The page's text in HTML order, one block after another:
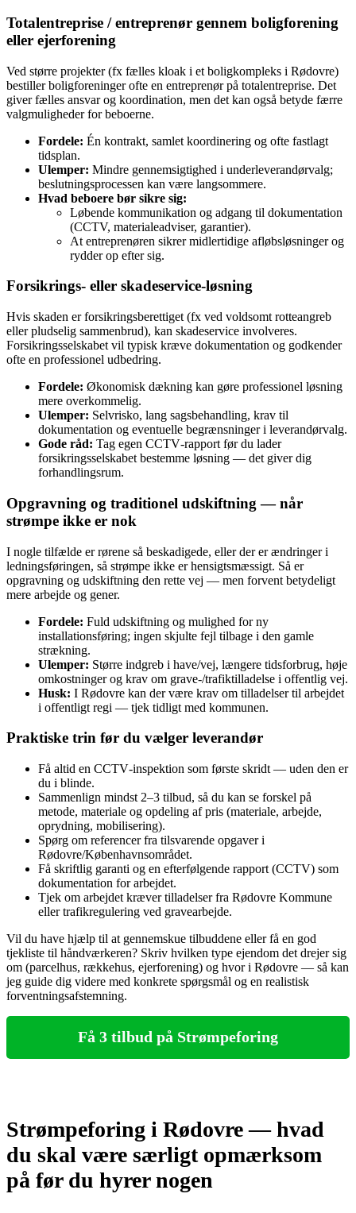
Totalentreprise / entreprenør gennem boligforening
eller ejerforening
Ved større projekter (fx fælles kloak i et boligkompleks i Rødovre)
bestiller boligforeninger ofte en entreprenør på totalentreprise. Det
giver fælles ansvar og koordination, men det kan også betyde færre
valgmuligheder for beboerne.
Fordele: Én kontrakt, samlet koordinering og ofte fastlagt
tidsplan.
Ulemper: Mindre gennemsigtighed i underleverandørvalg;
beslutningsprocessen kan være langsommere.
Hvad beboere bør sikre sig:
Løbende kommunikation og adgang til dokumentation
(CCTV, materialeadviser, garantier).
At entreprenøren sikrer midlertidige afløbsløsninger og
rydder op efter sig.
Forsikrings- eller skadeservice‑løsning
Hvis skaden er forsikringsberettiget (fx ved voldsomt rotteangreb
eller pludselig sammenbrud), kan skadeservice involveres.
Forsikringsselskabet vil typisk kræve dokumentation og godkender
ofte en professionel udbedring.
Fordele: Økonomisk dækning kan gøre professionel løsning
mere overkommelig.
Ulemper: Selvrisko, lang sagsbehandling, krav til
dokumentation og eventuelle begrænsninger i leverandørvalg.
Gode råd: Tag egen CCTV‑rapport før du lader
forsikringsselskabet bestemme løsning — det giver dig
forhandlingsrum.
Opgravning og traditionel udskiftning — når
strømpe ikke er nok
I nogle tilfælde er rørene så beskadigede, eller der er ændringer i
ledningsføringen, så strømpe ikke er hensigtsmæssigt. Så er
opgravning og udskiftning den rette vej — men forvent betydeligt
mere arbejde og gener.
Fordele: Fuld udskiftning og mulighed for ny
installationsføring; ingen skjulte fejl tilbage i den gamle
strækning.
Ulemper: Større indgreb i have/vej, længere tidsforbrug, høje
omkostninger og krav om grave‑/trafiktilladelse i offentlig vej.
Husk: I Rødovre kan der være krav om tilladelser til arbejdet
i offentligt regi — tjek tidligt med kommunen.
Praktiske trin før du vælger leverandør
Få altid en CCTV‑inspektion som første skridt — uden den er
du i blinde.
Sammenlign mindst 2–3 tilbud, så du kan se forskel på
metode, materiale og opdeling af pris (materiale, arbejde,
oprydning, mobilisering).
Spørg om referencer fra tilsvarende opgaver i
Rødovre/Københavnsområdet.
Få skriftlig garanti og en efterfølgende rapport (CCTV) som
dokumentation for arbejdet.
Tjek om arbejdet kræver tilladelser fra Rødovre Kommune
eller trafikregulering ved gravearbejde.
Vil du have hjælp til at gennemskue tilbuddene eller få en god
tjekliste til håndværkeren? Skriv hvilken type ejendom det drejer sig
om (parcelhus, rækkehus, ejerforening) og hvor i Rødovre — så kan
jeg guide dig videre med konkrete spørgsmål og en realistisk
forventningsafstemning.
Få 3 tilbud på Strømpeforing
Strømpeforing i Rødovre — hvad
du skal være særligt opmærksom
på før du hyrer nogen